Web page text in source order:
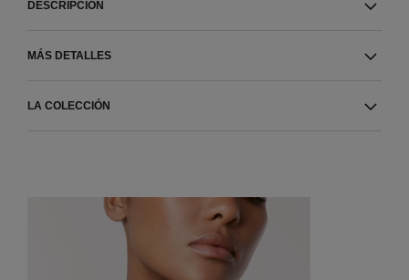
DESCRIPCIÓN
MÁS DETALLES
LA COLECCIÓN